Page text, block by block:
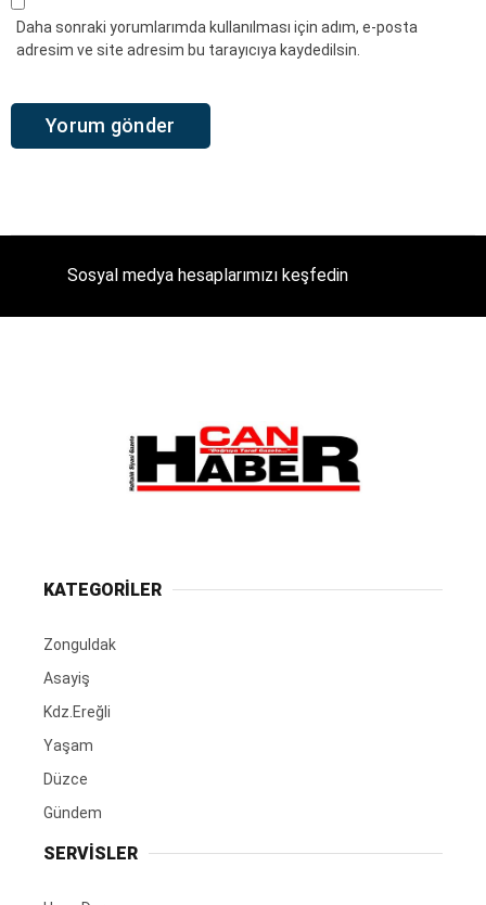
Daha sonraki yorumlarımda kullanılması için adım, e-posta
adresim ve site adresim bu tarayıcıya kaydedilsin.
Sosyal medya hesaplarımızı keşfedin
KATEGORİLER
Zonguldak
Asayiş
Kdz.Ereğli
Yaşam
Düzce
Gündem
SERVİSLER